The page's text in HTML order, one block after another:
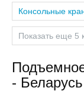
Консольные
Показать еще 5
- Беларусь